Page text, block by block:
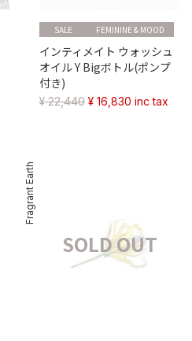
SALE FEMININE & MOOD
インティメイト ウォッシュ
オイル Y Bigボトル(ポンプ
付き)
¥ 22,440 ¥ 16,830 inc tax
Fragrant Earth
SOLD OUT